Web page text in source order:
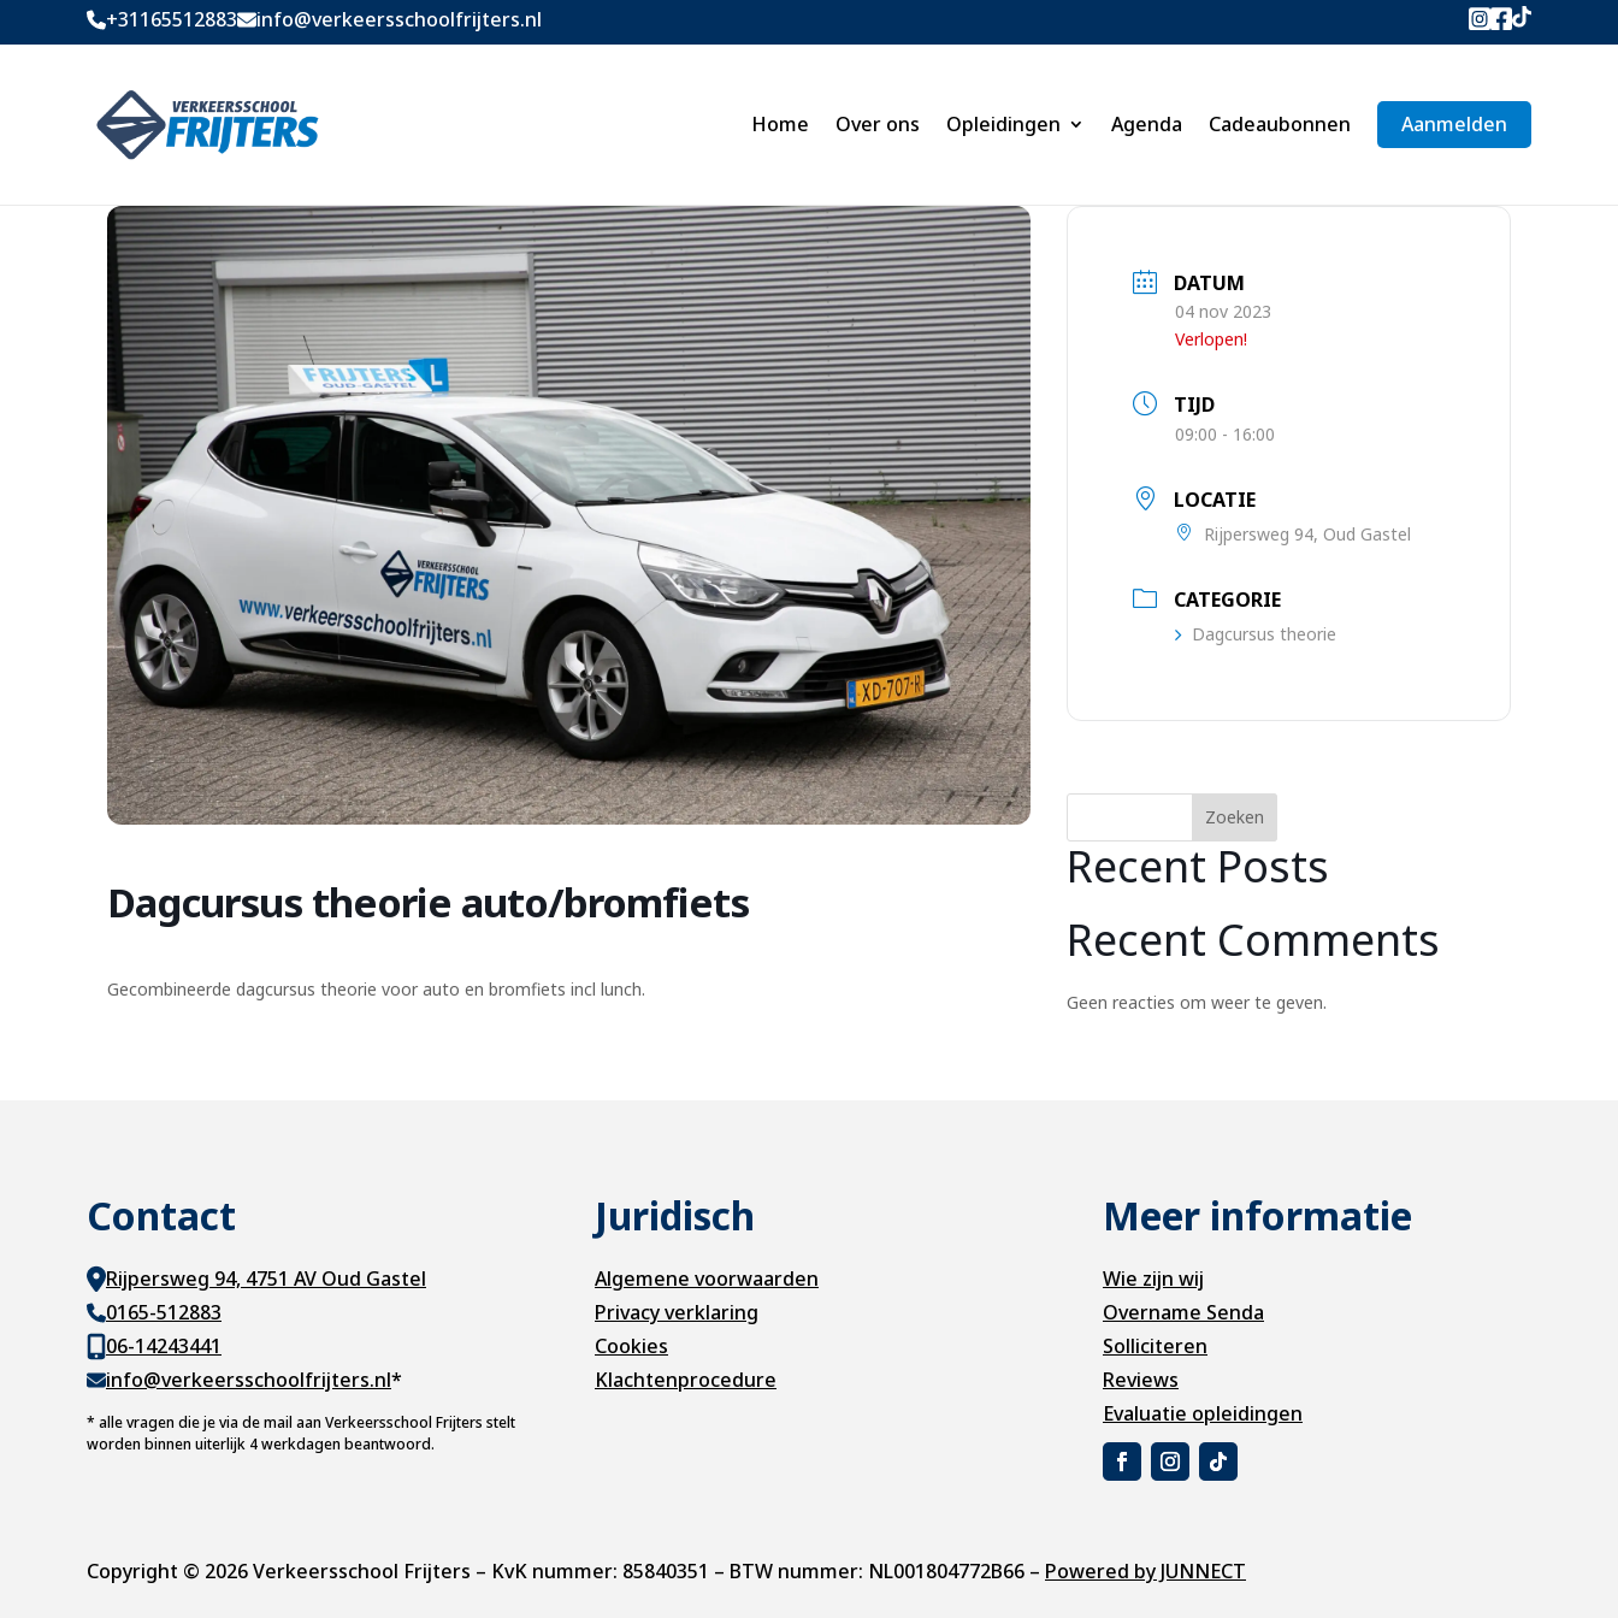
+31165512883 info@verkeersschoolfrijters.nl
Home Over ons Opleidingen Agenda Cadeaubonnen Aanmelden
Dagcursus theorie auto/bromfiets
Gecombineerde dagcursus theorie voor auto en bromfiets incl lunch.
DATUM
04 nov 2023
Verlopen!
TIJD
09:00 - 16:00
LOCATIE
Rijpersweg 94, Oud Gastel
CATEGORIE
Dagcursus theorie
Zoeken
Recent Posts
Recent Comments
Geen reacties om weer te geven.
Contact
Rijpersweg 94, 4751 AV Oud Gastel
0165-512883
06-14243441
info@verkeersschoolfrijters.nl*
* alle vragen die je via de mail aan Verkeersschool Frijters stelt
worden binnen uiterlijk 4 werkdagen beantwoord.
Juridisch
Algemene voorwaarden
Privacy verklaring
Cookies
Klachtenprocedure
Meer informatie
Wie zijn wij
Overname Senda
Solliciteren
Reviews
Evaluatie opleidingen
Copyright © 2026 Verkeersschool Frijters – KvK nummer: 85840351 – BTW nummer: NL001804772B66 – Powered by JUNNECT